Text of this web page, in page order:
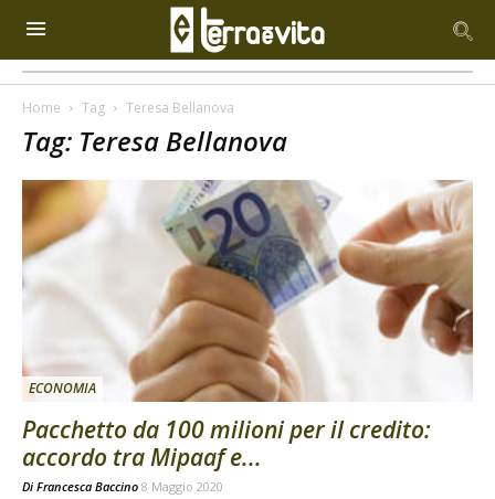
Home Tag Teresa Bellanova
Tag: Teresa Bellanova
ECONOMIA
Pacchetto da 100 milioni per il credito:
accordo tra Mipaaf e...
Di Francesca Baccino 8 Maggio 2020